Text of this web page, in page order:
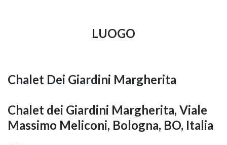
LUOGO
Chalet Dei Giardini Margherita
Chalet dei Giardini Margherita, Viale
Massimo Meliconi, Bologna, BO, Italia